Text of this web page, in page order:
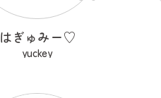
はぎゅみー♡
yuckey